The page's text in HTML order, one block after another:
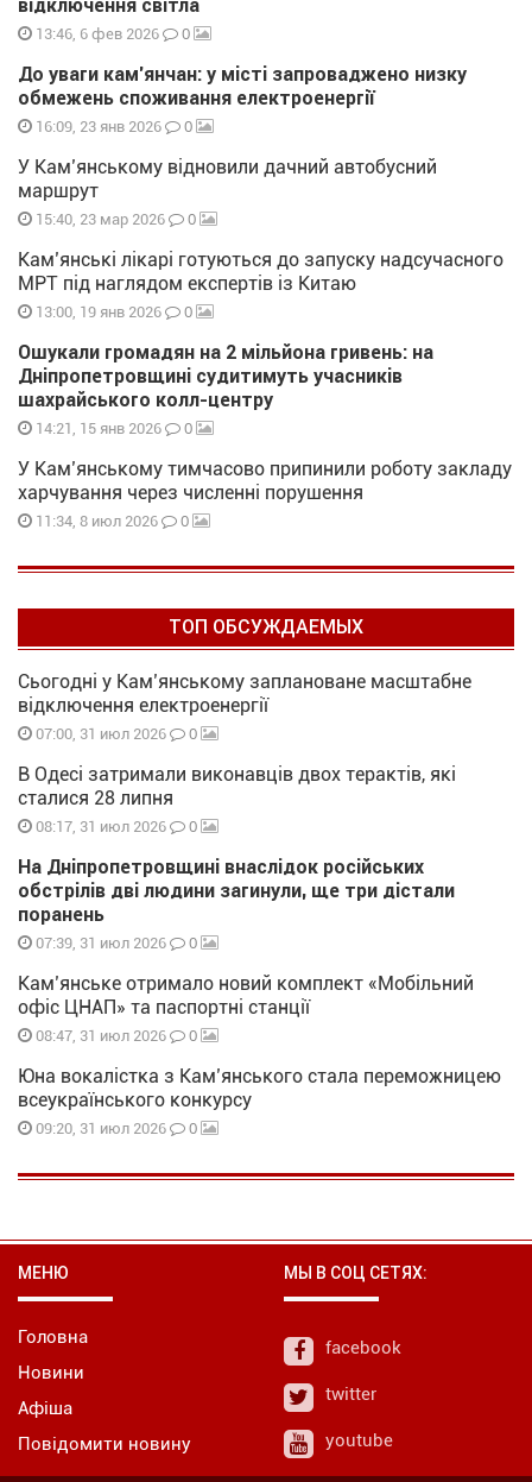
відключення світла
13:46, 6 фев 2026 0
До уваги кам’янчан: у місті запроваджено низку
обмежень споживання електроенергії
16:09, 23 янв 2026 0
У Кам’янському відновили дачний автобусний
маршрут
15:40, 23 мар 2026 0
Кам’янські лікарі готуються до запуску надсучасного
МРТ під наглядом експертів із Китаю
13:00, 19 янв 2026 0
Ошукали громадян на 2 мільйона гривень: на
Дніпропетровщині судитимуть учасників
шахрайського колл-центру
14:21, 15 янв 2026 0
У Кам’янському тимчасово припинили роботу закладу
харчування через численні порушення
11:34, 8 июл 2026 0
ТОП ОБСУЖДАЕМЫХ
Сьогодні у Кам’янському заплановане масштабне
відключення електроенергії
07:00, 31 июл 2026 0
В Одесі затримали виконавців двох терактів, які
сталися 28 липня
08:17, 31 июл 2026 0
На Дніпропетровщині внаслідок російських
обстрілів дві людини загинули, ще три дістали
поранень
07:39, 31 июл 2026 0
Кам’янське отримало новий комплект «Мобільний
офіс ЦНАП» та паспортні станції
08:47, 31 июл 2026 0
Юна вокалістка з Кам’янського стала переможницею
всеукраїнського конкурсу
09:20, 31 июл 2026 0
МЕНЮ
Головна
Новини
Афіша
Повідомити новину
МЫ В СОЦ СЕТЯХ:
facebook
twitter
youtube